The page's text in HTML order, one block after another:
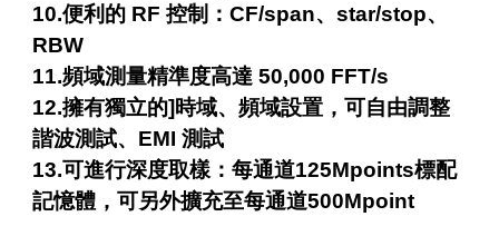
10.便利的 RF 控制：CF/span、star/stop、
RBW
11.頻域測量精準度高達 50,000 FFT/s
12.擁有獨立的]時域、頻域設置，可自由調整
諧波測試、EMI 測試
13.可進行深度取樣：每通道125Mpoints標配
記憶體，可另外擴充至每通道500Mpoint